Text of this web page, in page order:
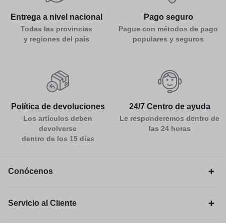
Entrega a nivel nacional
Todas las provincias
y regiones del país
Pago seguro
Pague con métodos de pago
populares y seguros
Política de devoluciones
Los artículos deben
devolverse
dentro de los 15 días
24/7 Centro de ayuda
Le responderemos dentro de
las 24 horas
Conócenos
Servicio al Cliente